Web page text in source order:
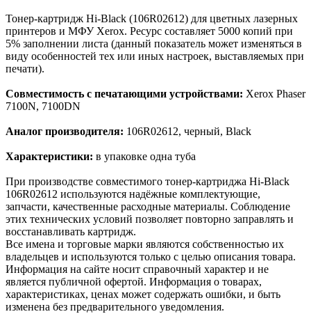
Тонер-картридж Hi-Black (106R02612) для цветных лазерных
принтеров и МФУ Xerox. Ресурс составляет 5000 копий при
5% заполнении листа (данный показатель может изменяться в
виду особенностей тех или иных настроек, выставляемых при
печати).
Совместимость с печатающими устройствами: Xerox Phaser
7100N, 7100DN
Аналог производителя: 106R02612, черный, Black
Характеристики: в упаковке одна туба
При производстве совместимого тонер-картриджа Hi-Black
106R02612 используются надёжные комплектующие,
запчасти, качественные расходные материалы. Соблюдение
этих технических условий позволяет повторно заправлять и
восстанавливать картридж.
Все имена и торговые марки являются собственностью их
владельцев и используются только с целью описания товара.
Информация на сайте носит справочный характер и не
является публичной офертой. Информация о товарах,
характеристиках, ценах может содержать ошибки, и быть
изменена без предварительного уведомления.